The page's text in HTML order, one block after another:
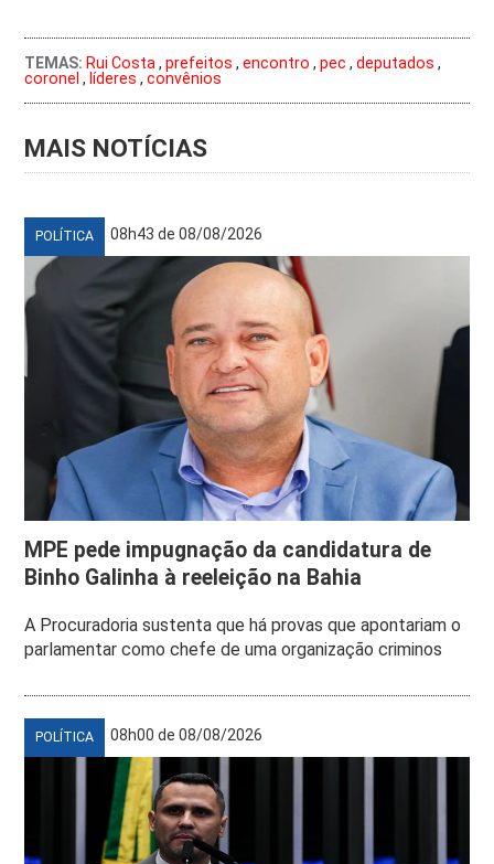
TEMAS: Rui Costa ,prefeitos ,encontro ,pec ,deputados ,
coronel , líderes ,convênios
MAIS NOTÍCIAS
POLÍTICA 08h43 de 08/08/2026
MPE pede impugnação da candidatura de
Binho Galinha à reeleição na Bahia
A Procuradoria sustenta que há provas que apontariam o
parlamentar como chefe de uma organização criminos
POLÍTICA 08h00 de 08/08/2026